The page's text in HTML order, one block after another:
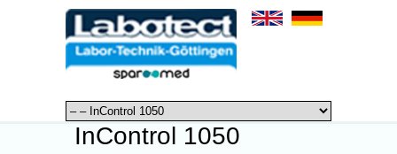
InControl 1050